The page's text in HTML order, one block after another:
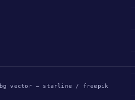
bg vector — starline / freepik